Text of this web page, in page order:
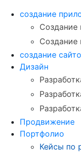
создание
Создание
Создание
создание
Дизайн
Продвижение
Портфолио
Кейсы по